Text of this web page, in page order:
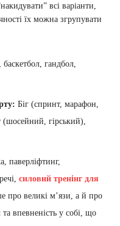
всі варіанти,
їх можна згрупувати
гандбол,
Біг (спринт, марафон,
(шосейний, гірський),
паверліфтинг,
силовий тренінг для
про великі м’язи, а й про
впевненість у собі, що